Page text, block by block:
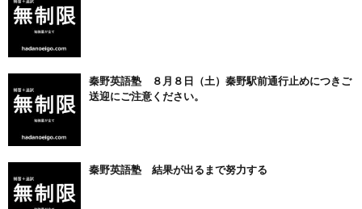
秦野英語塾 ８月８日（土）秦野駅前通行止めにつきご
送迎にご注意ください。
秦野英語塾 結果が出るまで努力する